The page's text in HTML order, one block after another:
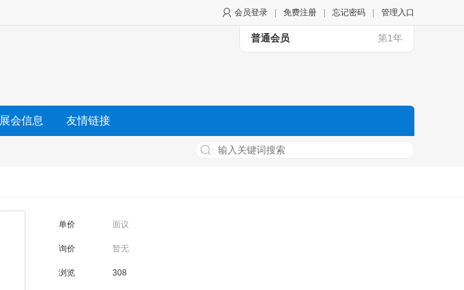
会员登录 免费注册 忘记密码 管理入口
普通会员 第1年
展会信息 友情链接
单价 面议
询价 暂无
浏览 308